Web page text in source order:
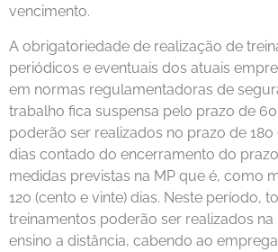
vencimento.
A obrigatoriedade de realização de
periódicos e eventuais dos atuais
em normas regulamentadoras de
trabalho fica suspensa pelo prazo de 60
poderão ser realizados no prazo de 180
dias contado do encerramento do
medidas previstas na MP que é, como
120 (cento e vinte) dias. Neste período,
treinamentos poderão ser realizados
ensino a distância, cabendo ao